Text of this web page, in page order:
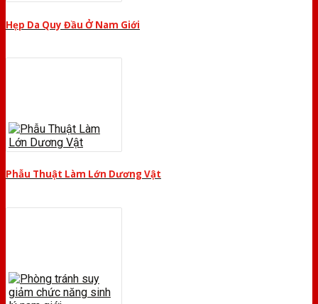
Hẹp Da Quy Đầu Ở Nam Giới
Phẫu Thuật Làm Lớn Dương Vật